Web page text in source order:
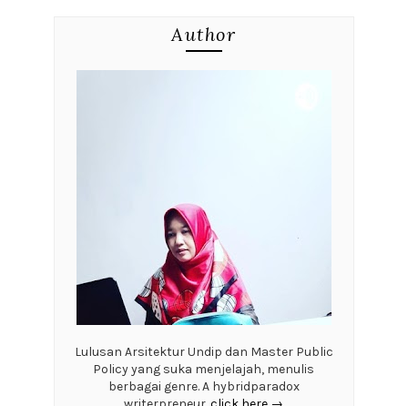
Author
Lulusan Arsitektur Undip dan Master Public
Policy yang suka menjelajah, menulis
berbagai genre. A hybridparadox